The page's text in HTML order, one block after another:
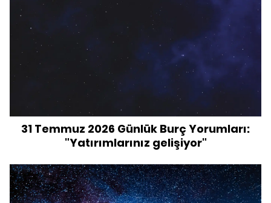
31 Temmuz 2026 Günlük Burç Yorumları:
"Yatırımlarınız gelişiyor"